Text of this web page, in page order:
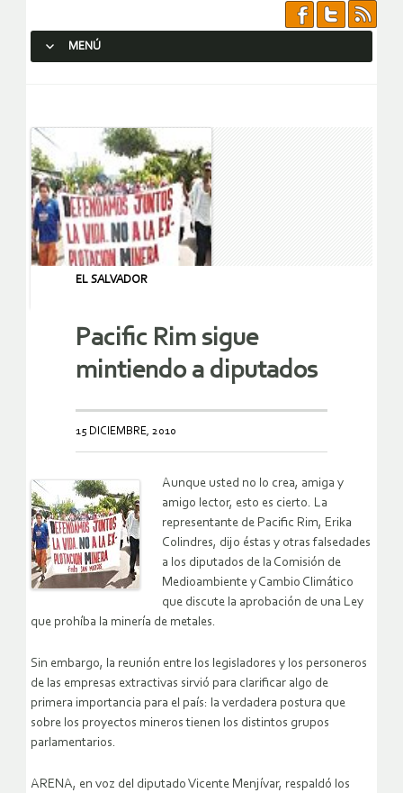
MENÚ
EL SALVADOR
Pacific Rim sigue
mintiendo a diputados
15 DICIEMBRE, 2010
Aunque usted no lo crea, amiga y
amigo lector, esto es cierto. La
representante de Pacific Rim, Erika
Colindres, dijo éstas y otras falsedades
a los diputados de la Comisión de
Medioambiente y Cambio Climático
que discute la aprobación de una Ley
que prohíba la minería de metales.
Sin embargo, la reunión entre los legisladores y los personeros
de las empresas extractivas sirvió para clarificar algo de
primera importancia para el país: la verdadera postura que
sobre los proyectos mineros tienen los distintos grupos
parlamentarios.
ARENA, en voz del diputado Vicente Menjívar, respaldó los